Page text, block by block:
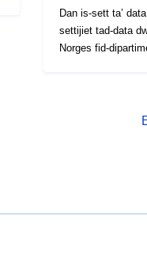
Dan is-sett ta’
settijiet tad-data
Norges fid-